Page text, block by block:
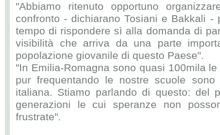
"Abbiamo ritenuto opportuno
confronto - dichiarano Tosiani e Bakkali -
tempo di rispondere sì alla domanda di
visibilità che arriva da una parte
popolazione giovanile di questo Paese".
"In Emilia-Romagna sono quasi 100mila
pur frequentando le nostre scuole
italiana. Stiamo parlando di questo: del
generazioni le cui speranze non
frustrate".